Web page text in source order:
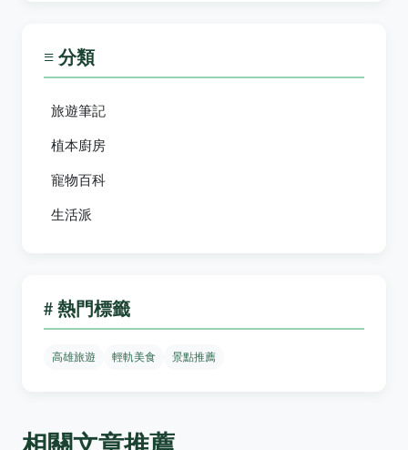
≡ 分類
旅遊筆記
植本廚房
寵物百科
生活派
# 熱門標籤
高雄旅遊 輕軌美食 景點推薦